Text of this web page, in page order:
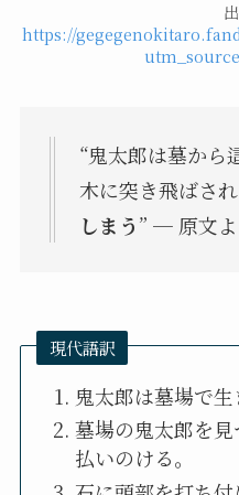
https://
“鬼太郎は墓から
木に突き飛ばされ
しまう” ─ 原文よ
現代語訳
鬼太郎は墓場で生
墓場の鬼太郎を
払いのける。